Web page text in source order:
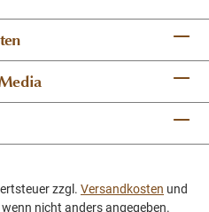
zzgl. Versandkosten und
nicht anders angegeben.